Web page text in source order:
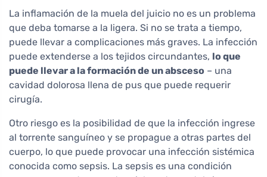
La inflamación de la muela del juicio no es un problema
que deba tomarse a la ligera. Si no se trata a tiempo,
puede llevar a complicaciones más graves. La infección
puede extenderse a los tejidos circundantes, lo que
puede llevar a la formación de un absceso – una
cavidad dolorosa llena de pus que puede requerir
cirugía.
Otro riesgo es la posibilidad de que la infección ingrese
al torrente sanguíneo y se propague a otras partes del
cuerpo, lo que puede provocar una infección sistémica
conocida como sepsis. La sepsis es una condición